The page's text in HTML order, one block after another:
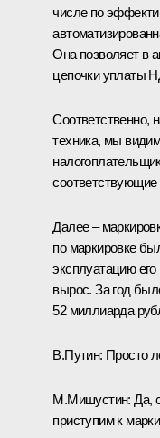
числе по
Она позволяет в
цепочки уплаты
Соответственно,
техника, мы
соответствующие
Далее –
по маркировке
эксплуатацию
вырос. За год
52 миллиарда
В.Путин: Просто
М.Мишустин:Да,
приступим к